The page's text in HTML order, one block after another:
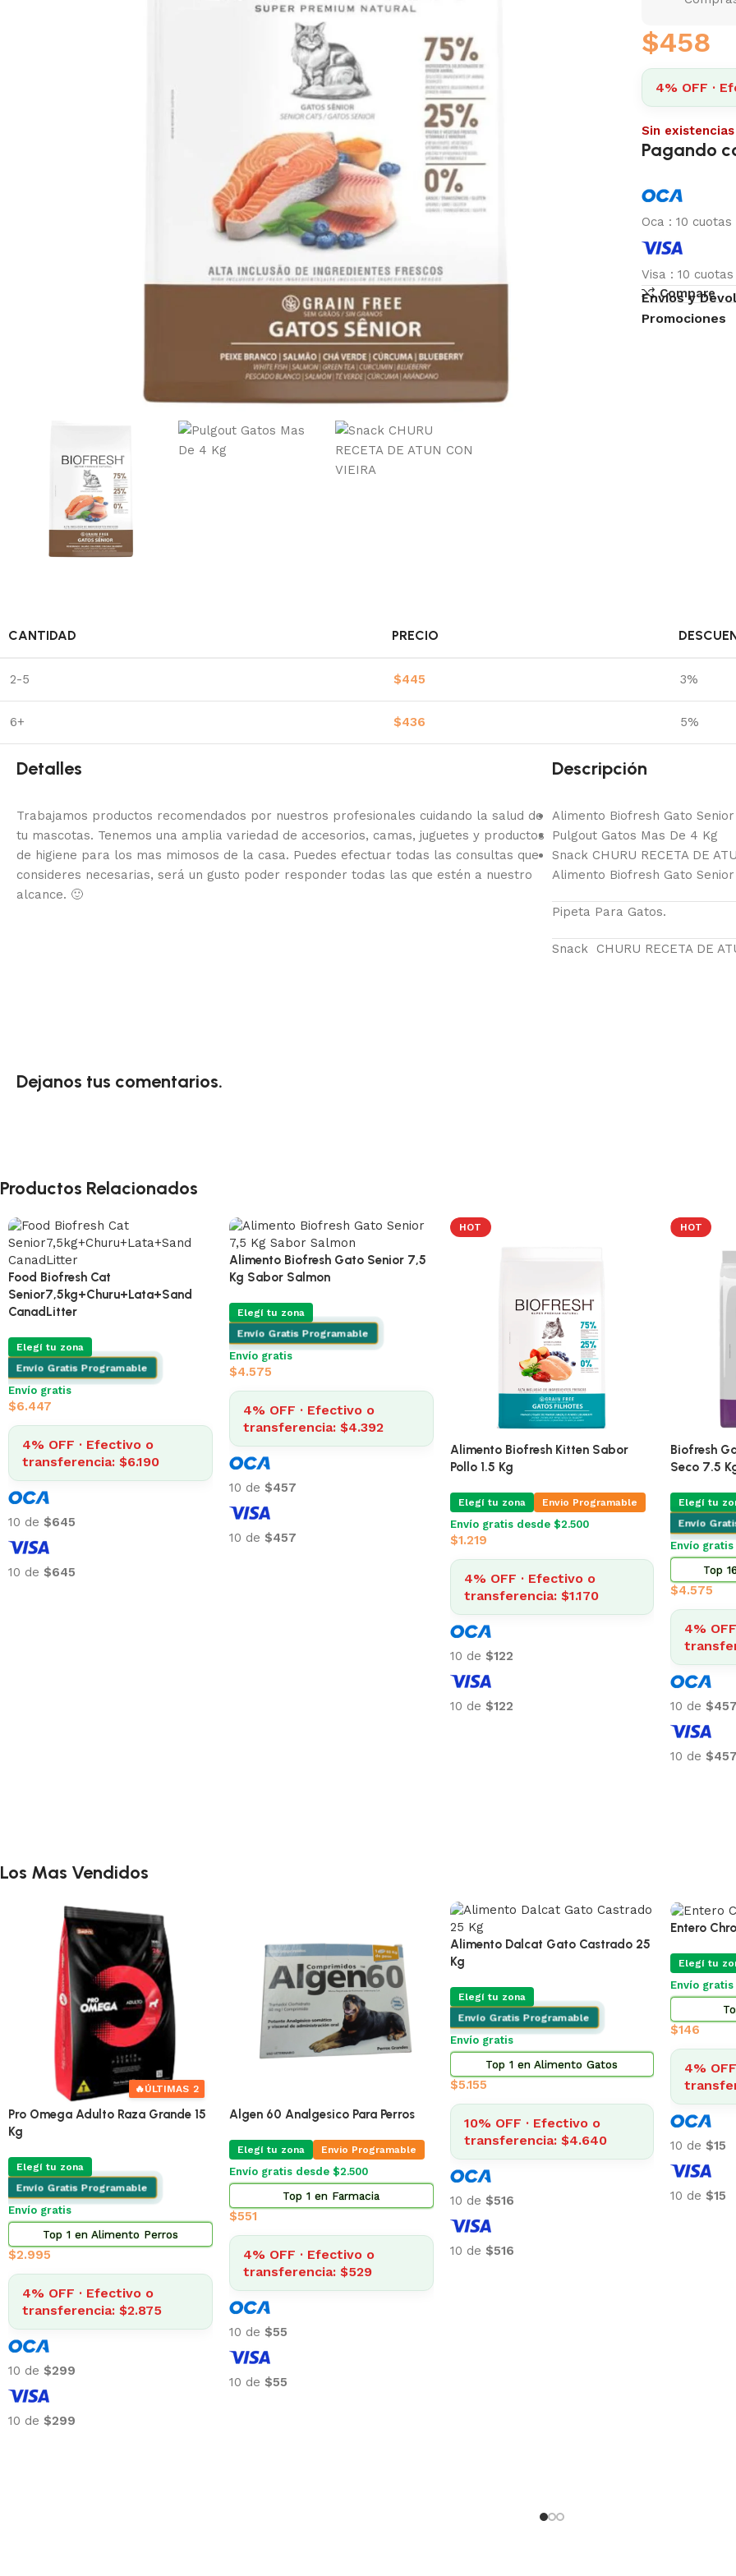
$458
4% OFF ·
Sin existencias
Pagando
Oca : 10
Visa : 10
Compare
Envíos y
Promociones
CANTIDAD PRECIO
2-5 $445 3%
6+ $436 5%
Detalles
Trabajamos productos recomendados por nuestros profesionales cuidando la salud de
tu mascotas. Tenemos una amplia variedad de accesorios, camas, juguetes y productos
de higiene para los mas mimosos de la casa. Puedes efectuar todas las consultas que
consideres necesarias, será un gusto poder responder todas las que estén a nuestro
alcance. 🙂
Descripción
Alimento Biofresh Gato
Pulgout Gatos Mas De 4 Kg
Snack CHURU RECETA DE
Alimento Biofresh Gato
Pipeta Para Gatos.
Snack CHURU RECETA DE
Dejanos tus comentarios.
Productos Relacionados
Food Biofresh Cat
Senior7,5kg+Churu+Lata+Sand
CanadLitter
Elegí tu zona
Envío Gratis Programable
Envío gratis
$6.447
4% OFF · Efectivo o
transferencia: $6.190
10 de $645
10 de $645
Alimento Biofresh Gato Senior 7,5
Kg Sabor Salmon
Elegí tu zona
Envío Gratis Programable
Envío gratis
$4.575
4% OFF · Efectivo o
transferencia: $4.392
10 de $457
10 de $457
HOT
Alimento Biofresh Kitten Sabor
Pollo 1.5 Kg
Elegí tu zona Envio Programable
Envío gratis desde $2.500
$1.219
4% OFF · Efectivo o
transferencia: $1.170
10 de $122
10 de $122
HOT
Biofresh
Seco 7.5
Elegí tu
Envío
Envío gratis
Top
$4.575
4%
10 de
10 de
Los Mas Vendidos
Biodegradable
Absorbe 7 litros
Programable
Gatos
Pro Omega Cachorro Pequeño 1 Kg
Elegí tu zona Envio Programable
Envío gratis desde $2.500
Top 13 en Alimento Perros
$356
4% OFF · Efectivo o
transferencia: $342
Pro Omega Cachorro Pequeño 3 Kg
Elegí tu zona
Envío gratis desde $2.500
Top 2 en Alimento Perros
$873
4% OFF · Efectivo o
transferencia: $838
10 de$87
10 de$87
Adipred Prednisolna 20 Mg
X 10 Comprimidos
Envio
Envío gratis desde $2.500